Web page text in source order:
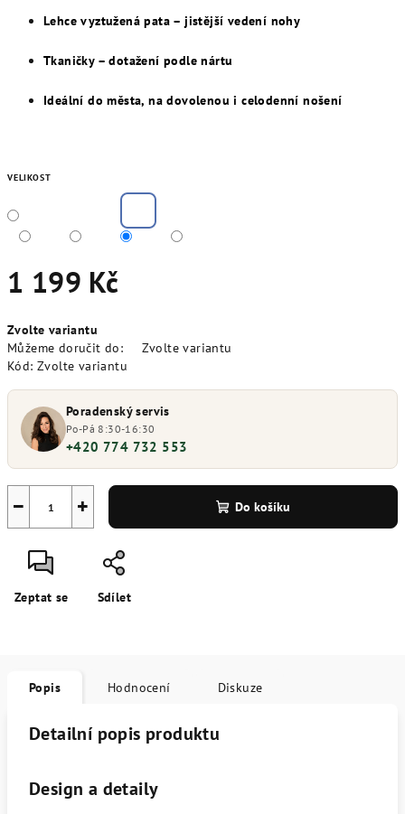
Lehce vyztužená pata – jistější vedení nohy
Tkaničky – dotažení podle nártu
Ideální do města, na dovolenou i celodenní nošení
VELIKOST
1 199 Kč
cena:
Zvolte variantu
Můžeme doručit do:
Zvolte variantu
Kód: Zvolte variantu
Poradenský servis
Po-Pá 8:30-16:30
+420 774 732 553
+
− Do košíku
Zeptat se Sdílet
Popis Hodnocení Diskuze
Detailní popis produktu
Design a detaily